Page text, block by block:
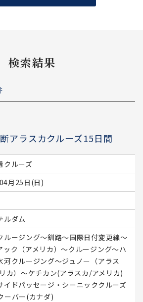
検索結果
アラスカクルーズ15日間
クルーズ
月25日(日)
ルダム
ルージング～釧路～国際日付変更線～
ック（アメリカ）～クルージング～ハ
河クルージング～ジュノー（アラス
カ）～ケチカン(アラスカ/アメリカ)
イドパッセージ・シーニッククルーズ
ーバー(カナダ)